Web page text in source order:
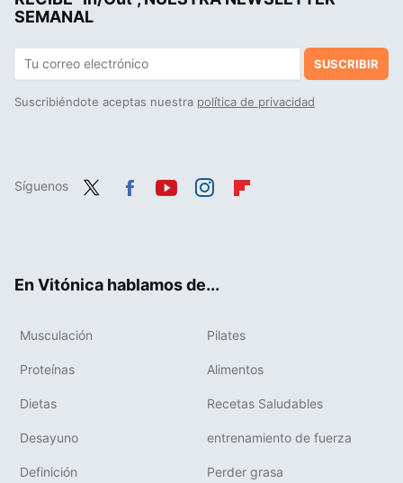
SEMANAL
SUSCRIBIR
Suscribiéndote aceptas nuestra política de privacidad
Síguenos
En Vitónica hablamos de...
Musculación Pilates
Proteínas Alimentos
Dietas Recetas Saludables
Desayuno entrenamiento de fuerza
Definición Perder grasa